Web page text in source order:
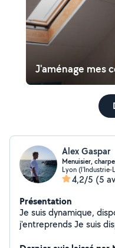
J'aménage mes
Alex Gaspar
Menuisier,
Lyon (l'Industrie-
4,2/5 (5
Présentation
Je suis dynamique,
j'entreprends Je suis disponible pour effectuer vos